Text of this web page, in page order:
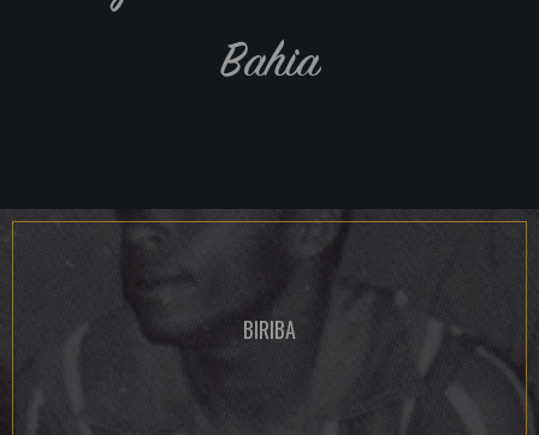
Bahia
BIRIBA